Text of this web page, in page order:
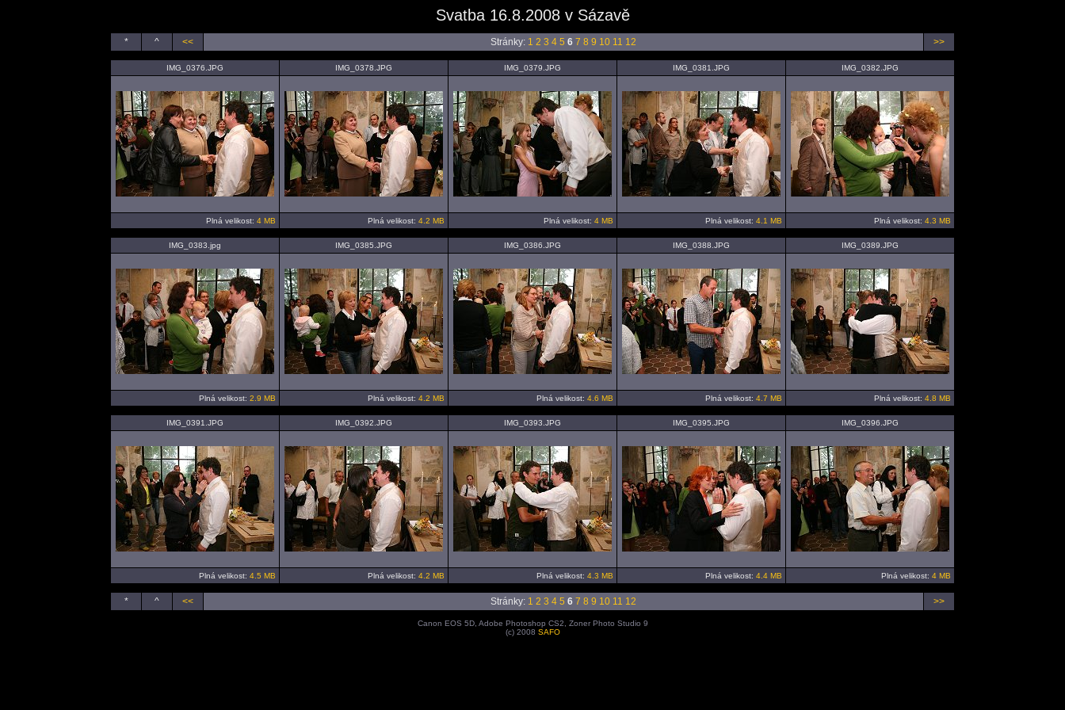
Svatba 16.8.2008 v Sázavě
* ^ << Stránky: 1 2 3 4 5 6 7 8 9 10 11 12 >>
IMG_0376.JPG IMG_0378.JPG IMG_0379.JPG IMG_0381.JPG IMG_0382.JPG
Plná velikost: 4 MB Plná velikost: 4.2 MB Plná velikost: 4 MB Plná velikost: 4.1 MB Plná velikost: 4.3 MB
IMG_0383.jpg IMG_0385.JPG IMG_0386.JPG IMG_0388.JPG IMG_0389.JPG
Plná velikost: 2.9 MB Plná velikost: 4.2 MB Plná velikost: 4.6 MB Plná velikost: 4.7 MB Plná velikost: 4.8 MB
IMG_0391.JPG IMG_0392.JPG IMG_0393.JPG IMG_0395.JPG IMG_0396.JPG
Plná velikost: 4.5 MB Plná velikost: 4.2 MB Plná velikost: 4.3 MB Plná velikost: 4.4 MB Plná velikost: 4 MB
* ^ << Stránky: 1 2 3 4 5 6 7 8 9 10 11 12 >>
Canon EOS 5D, Adobe Photoshop CS2, Zoner Photo Studio 9
(c) 2008 SAFO